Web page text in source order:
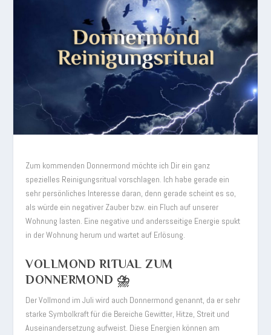
Zum kommenden Donnermond möchte ich Dir ein ganz
spezielles Reinigungsritual vorschlagen. Ich habe gerade ein
sehr persönliches Interesse daran, denn gerade scheint es so,
als würde ein negativer Zauber bzw. ein Fluch auf unserer
Wohnung lasten. Eine negative und andersseitige Energie spukt
in der Wohnung herum und wartet auf Erlösung.
VOLLMOND RITUAL ZUM
DONNERMOND ⛈️
Der Vollmond im Juli wird auch Donnermond genannt, da er sehr
starke Symbolkraft für die Bereiche Gewitter, Hitze, Streit und
Auseinandersetzung aufweist. Diese Energien können am